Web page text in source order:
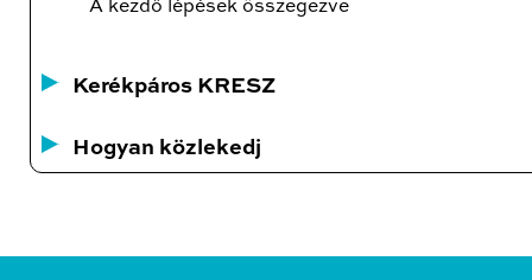
A kezdő lépések összegezve
Kerékpáros KRESZ
Hogyan közlekedj